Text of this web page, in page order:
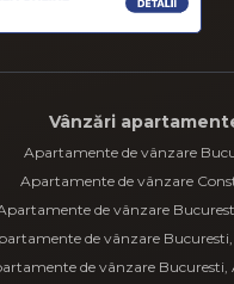
Vânzări
Apartamente de vânzare
Apartamente de vânzare
de vânzare
de vânzare
de vânzare Bucuresti,